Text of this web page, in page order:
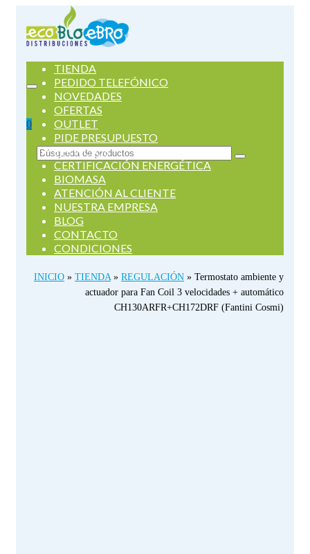
0
Buscar
por:
TIENDA
PEDIDO TELEFÓNICO
NOVEDADES
OFERTAS
OUTLET
PIDE PRESUPUESTO
SERVICIOS
CERTIFICACIÓN ENERGÉTICA
BIOMASA
ATENCIÓN AL CLIENTE
NUESTRA EMPRESA
BLOG
CONTACTO
CONDICIONES
INICIO » TIENDA » REGULACIÓN » Termostato ambiente y
actuador para Fan Coil 3 velocidades + automático
CH130ARFR+CH172DRF (Fantini Cosmi)